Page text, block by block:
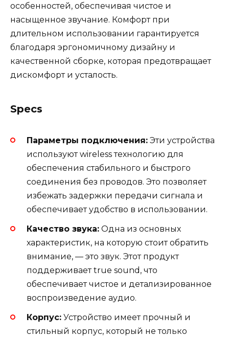
особенностей, обеспечивая чистое и
насыщенное звучание. Комфорт при
длительном использовании гарантируется
благодаря эргономичному дизайну и
качественной сборке, которая предотвращает
дискомфорт и усталость.
Specs
Параметры подключения: Эти устройства
используют wireless технологию для
обеспечения стабильного и быстрого
соединения без проводов. Это позволяет
избежать задержки передачи сигнала и
обеспечивает удобство в использовании.
Качество звука: Одна из основных
характеристик, на которую стоит обратить
внимание, — это звук. Этот продукт
поддерживает true sound, что
обеспечивает чистое и детализированное
воспроизведение аудио.
Корпус: Устройство имеет прочный и
стильный корпус, который не только